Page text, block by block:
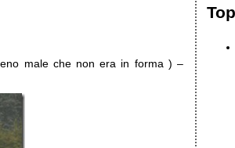
male che non era in forma ) –